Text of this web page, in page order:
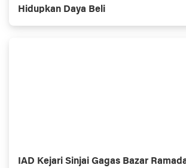
Hidupkan Daya Beli
IAD Kejari Sinjai Gagas Bazar